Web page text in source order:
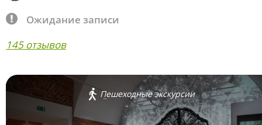
Ожидание записи
145 отзывов
Пешеходные экскурсии